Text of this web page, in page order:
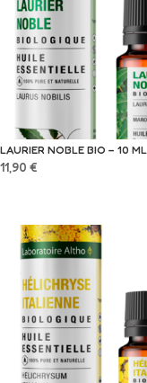
LAURIER NOBLE BIO – 10 ML
11,90 €